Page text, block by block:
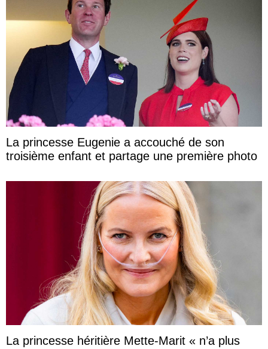
La princesse Eugenie a accouché de son
troisième enfant et partage une première photo
La princesse héritière Mette-Marit « n’a plus